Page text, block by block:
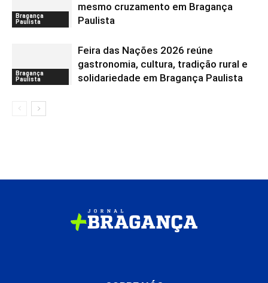
Bragança
Paulista
mesmo cruzamento em Bragança
Paulista
Bragança
Paulista
Feira das Nações 2026 reúne
gastronomia, cultura, tradição rural e
solidariedade em Bragança Paulista